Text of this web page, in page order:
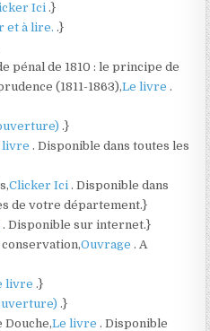
Ici.}
et à lire..}
pénal de 1810 : le principe de
(1811-1863),Le livre.
.}
livre. Disponible dans toutes les
Clicker Ici. Disponible dans
de votre département.}
. Disponible sur internet.}
conservation,Ouvrage. A
livre.}
.}
Douche,Le livre. Disponible